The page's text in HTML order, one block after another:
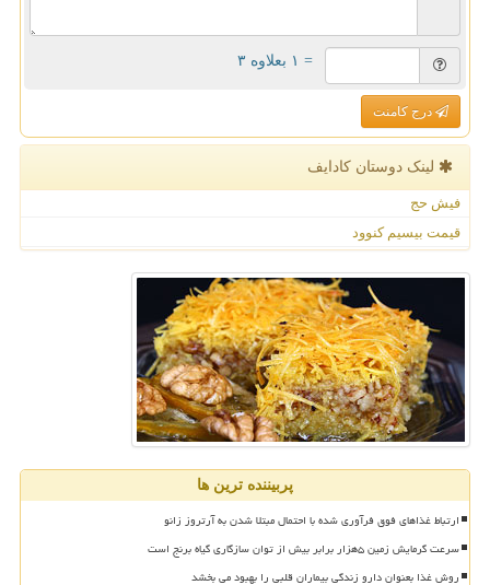
= ۱ بعلاوه ۳
درج کامنت
لینک دوستان كادایف
فیش حج
قیمت بیسیم کنوود
پربیننده ترین ها
ارتباط غذاهای فوق فرآوری شده با احتمال مبتلا شدن به آرتروز زانو
سرعت گرمایش زمین ۵هزار برابر بیش از توان سازگاری گیاه برنج است
روش غذا بعنوان دارو زندگی بیماران قلبی را بهبود می بخشد